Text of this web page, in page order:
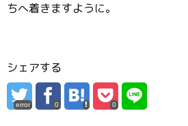
ちへ着きますように。
シェアする
error 0 0